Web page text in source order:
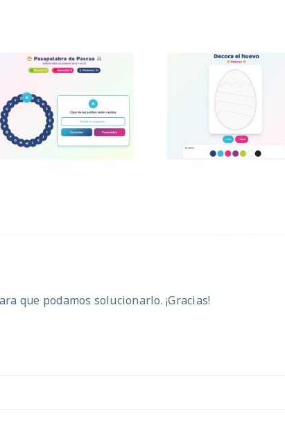
Pasapalabra de
Pascua
Decora el huevo de
Pascua
que podamos solucionarlo. ¡Gracias!